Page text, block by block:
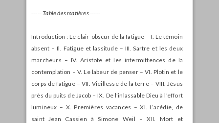
‑‑‑‑‑Table des matières ‑‑‑‑‑
Introduction : Le clair-obscur de la fatigue – I. Le témoin
absent – Il. Fatigue et lassitude – III. Sartre et les deux
marcheurs – IV. Aristote et les intermittences de la
contemplation – V. Le labeur de penser – VI. Plotin et le
corps de fatigue – VII. Vieillesse de la terre – VIII. Jésus
près du puits de Jacob – IX. De l’inlassable Dieu à l’effort
lumineux – X. Premières vacances – XI. L’acédie, de
saint Jean Cassien à Simone Weil – XII. Mort et